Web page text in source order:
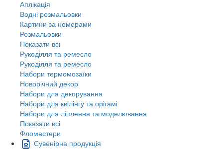
Аплікація
Водні розмальовки
Картини за номерами
Розмальовки
Показати всі
Рукоділля та ремесло
Рукоділля та ремесло
Набори термомозаїки
Новорічний декор
Набори для декорування
Набори для квілінгу та орігамі
Набори для ліплення та моделювання
Показати всі
Фломастери
Сувенірна продукція